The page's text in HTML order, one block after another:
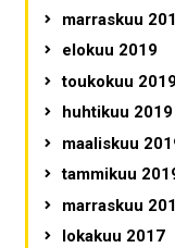
marraskuu
elokuu 2019
toukokuu
huhtikuu 2019
maaliskuu
tammikuu
marraskuu
lokakuu 2017